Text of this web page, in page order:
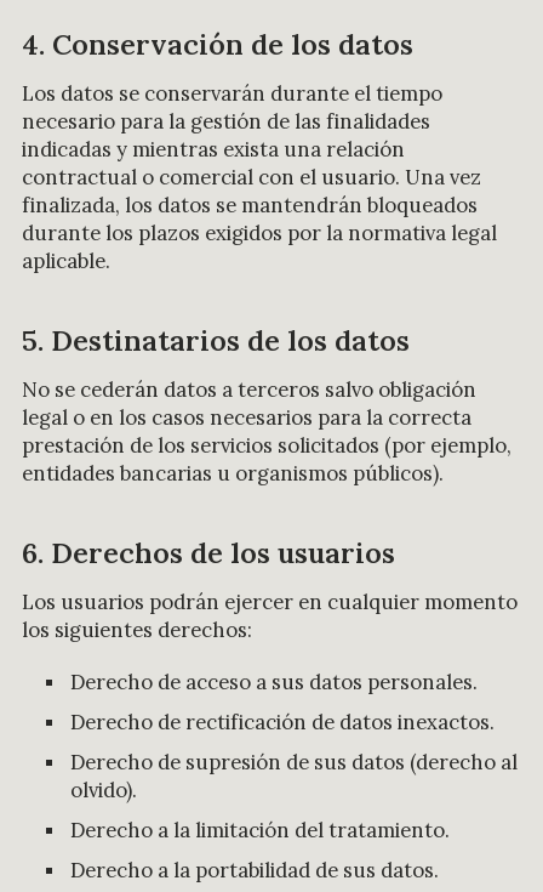
4. Conservación de los datos
Los datos se conservarán durante el tiempo
necesario para la gestión de las finalidades
indicadas y mientras exista una relación
contractual o comercial con el usuario. Una vez
finalizada, los datos se mantendrán bloqueados
durante los plazos exigidos por la normativa legal
aplicable.
5. Destinatarios de los datos
No se cederán datos a terceros salvo obligación
legal o en los casos necesarios para la correcta
prestación de los servicios solicitados (por ejemplo,
entidades bancarias u organismos públicos).
6. Derechos de los usuarios
Los usuarios podrán ejercer en cualquier momento
los siguientes derechos:
Derecho de acceso a sus datos personales.
Derecho de rectificación de datos inexactos.
Derecho de supresión de sus datos (derecho al
olvido).
Derecho a la limitación del tratamiento.
Derecho a la portabilidad de sus datos.